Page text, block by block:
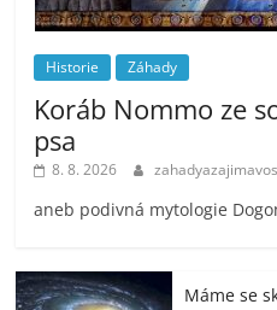
Historie Záhady
Koráb Nommo ze
psa
8. 8. 2026
aneb podivná mytologie
Máme se